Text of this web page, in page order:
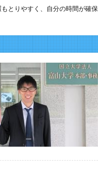
とりやすく、自分の時間が確保